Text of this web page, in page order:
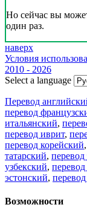
Но сейчас вы
один раз.
наверх
Условия
2010 - 2026
Select a language
Перевод
перевод
итальянский,
перевод иврит,
перевод корейский,
татарский,
узбекский,
эстонский,
Возможности